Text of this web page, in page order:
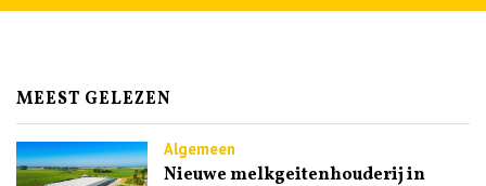
MEEST GELEZEN
Algemeen
Nieuwe melkgeitenhouderij in